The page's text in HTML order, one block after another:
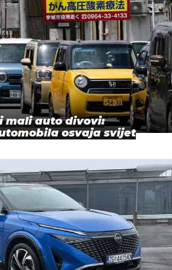
mali auto divovi:
osvaja svijet